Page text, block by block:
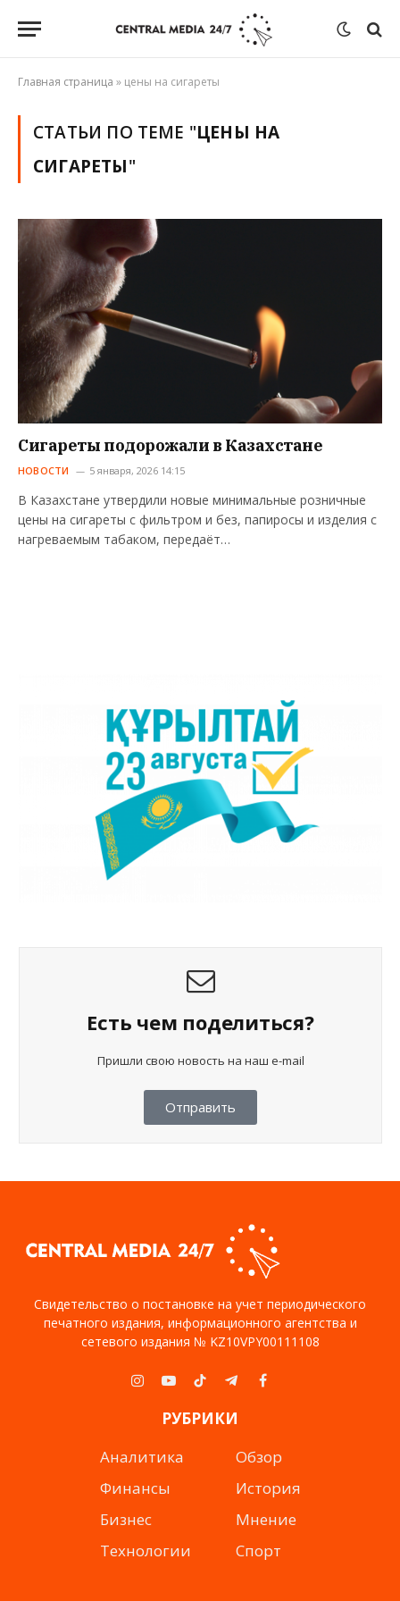
Главная страница » цены на сигареты
СТАТЬИ ПО ТЕМЕ "ЦЕНЫ НА
СИГАРЕТЫ"
Сигареты подорожали в Казахстане
НОВОСТИ 5 января, 2026 14:15
В Казахстане утвердили новые минимальные розничные
цены на сигареты с фильтром и без, папиросы и изделия с
нагреваемым табаком, передаёт…
Есть чем поделиться?
Пришли свою новость на наш e-mail
Отправить
Свидетельство о постановке на учет периодического
печатного издания, информационного агентства и
сетевого издания № KZ10VPY00111108
Instagram
YouTubeTikTokTelegramFacebook
РУБРИКИ
Аналитика
Финансы
Бизнес
Технологии
Обзор
История
Мнение
Спорт